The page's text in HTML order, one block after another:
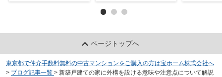
ページトップへ
東京都で仲介手数料無料の中古マンションをご購入の方は宝ホーム株式会社へ
> ブログ記事一覧 > 新築戸建ての家に外構を設ける意味や注意点について解説